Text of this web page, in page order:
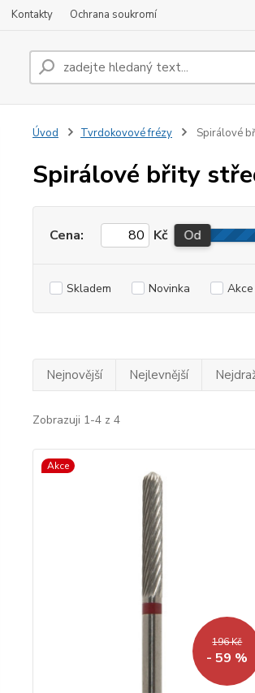
Kontakty Ochrana soukromí
Úvod Tvrdokovové frézy Spirálové
Spirálové břity
Cena: Kč Od
Skladem Novinka Akce
Nejnovější Nejlevnější
Zobrazuji 1-4 z 4
Akce
196 Kč
- 59 %